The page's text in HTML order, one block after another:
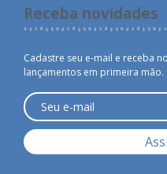
Receba novidades
Cadastre seu e-mail e receba
lançamentos em primeira mão.